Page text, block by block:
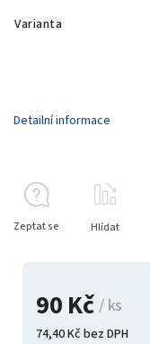
Varianta
90 Kč/ ks
74,40 Kč bez DPH
Detailní informace
Zeptat se Hlídat